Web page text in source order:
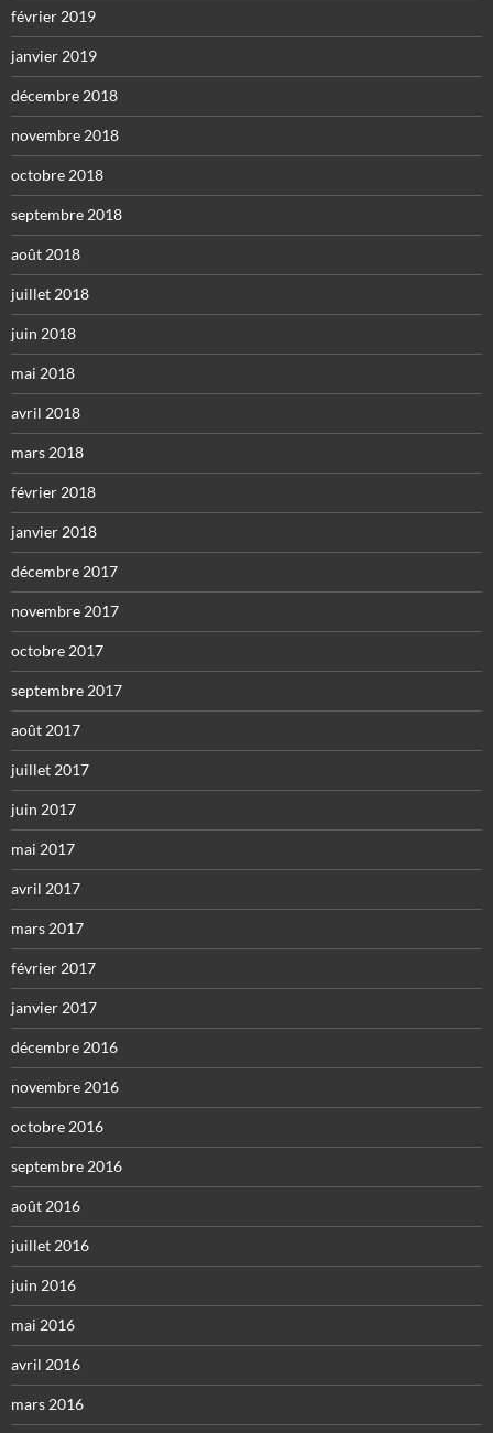
février 2019
janvier 2019
décembre 2018
novembre 2018
octobre 2018
septembre 2018
août 2018
juillet 2018
juin 2018
mai 2018
avril 2018
mars 2018
février 2018
janvier 2018
décembre 2017
novembre 2017
octobre 2017
septembre 2017
août 2017
juillet 2017
juin 2017
mai 2017
avril 2017
mars 2017
février 2017
janvier 2017
décembre 2016
novembre 2016
octobre 2016
septembre 2016
août 2016
juillet 2016
juin 2016
mai 2016
avril 2016
mars 2016